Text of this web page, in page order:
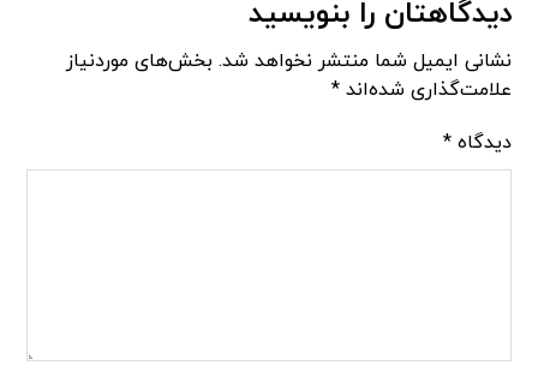
دیدگاهتان را بنویسید
نشانی ایمیل شما منتشر نخواهد شد. بخش‌های موردنیاز
علامت‌گذاری شده‌اند*
دیدگاه*